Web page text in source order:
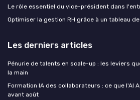
Le rôle essentiel du vice-président dans
Optimiser la gestion RH grâce à un tableau
Les derniers articles
Pénurie de talents en scale-up : les leviers
la main
Formation IA des collaborateurs : ce que l'AI
avant août